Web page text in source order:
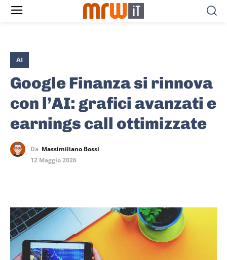
AI
Google Finanza si rinnova
con l’AI: grafici avanzati e
earnings call ottimizzate
Da Massimiliano Bossi
12 Maggio 2026